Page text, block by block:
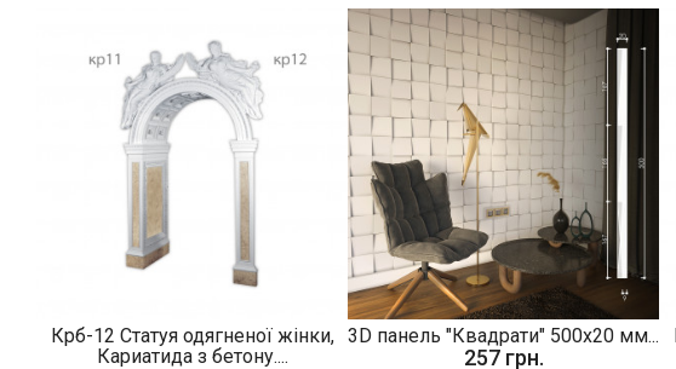
Крб-12 Статуя одягненої жінки,
Кариатида з бетону....
3D панель "Квадрати" 500х20 мм...
257 грн.